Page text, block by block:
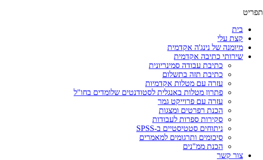
תפריט
בית
קצת עלי
מיומנה של נינג'ה אקדמית
שירותי כתיבה אקדמית
כתיבת עבודה סמינריונית
כתיבת תזה בתשלום
עזרה עם מטלות אקדמיות
פתרון מטלות באנגלית לסטודנטים שלומדים בחו"ל
עזרה עם פרוייקט גמר
הכנת רפרטים ומצגות
סקירות ספרות לעבודות
ניתוחים סטטיסטיים ב-SPSS
סיכומים ותרגומים למאמרים
הכנת ממ"נים
צור קשר